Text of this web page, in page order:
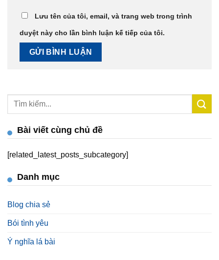
Lưu tên của tôi, email, và trang web trong trình
duyệt này cho lần bình luận kế tiếp của tôi.
Bài viết cùng chủ đề
[related_latest_posts_subcategory]
Danh mục
Blog chia sẻ
Bói tình yêu
Ý nghĩa lá bài